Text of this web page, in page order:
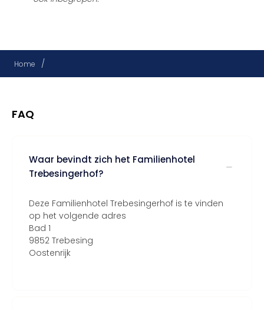
Home /
FAQ
Waar bevindt zich het Familienhotel
Trebesingerhof?
Deze Familienhotel Trebesingerhof is te vinden
op het volgende adres
Bad 1
9852 Trebesing
Oostenrijk